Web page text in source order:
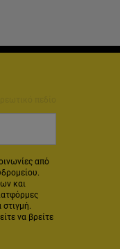
από
και
να βρείτε